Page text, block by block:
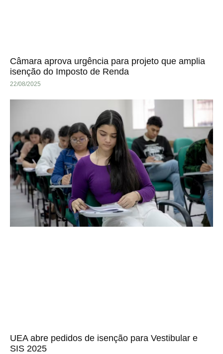
Câmara aprova urgência para projeto que amplia
isenção do Imposto de Renda
22/08/2025
UEA abre pedidos de isenção para Vestibular e
SIS 2025